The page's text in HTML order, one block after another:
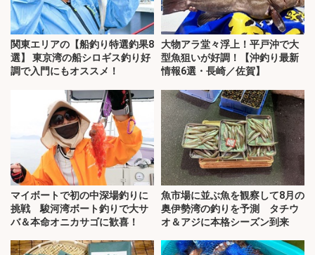
関東エリアの【船釣り特選釣果8
選】 東京湾の船シロギス釣り好
調で入門にもオススメ！
大物アラ堂々浮上！平戸沖で大
型魚狙いが好調！【沖釣り最新
情報6選・長崎／佐賀】
マイボートで初の中深場釣りに
挑戦 駿河湾ボート釣りで大サ
バ＆本命オニカサゴに歓喜！
魚市場に並ぶ魚を観察して8月の
奥伊勢湾の釣りを予測 タチウ
オ＆アジに本格シーズン到来